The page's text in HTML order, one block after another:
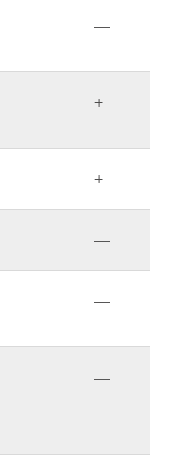
—
+
+
—
—
—